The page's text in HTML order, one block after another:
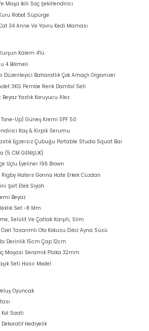
Maşa İkili Saç Şekillendirici
Robot Süpürge
34 Anne Ve Yavru Kedi Maması
Kalem 4'lü
4 Bölmeli
Düzenleyici Baharatlık Çok Amaçlı Organizer
3KG Pembe Renk Dambıl Seti
Yastık Koruyucu Alez
Up) Güneş Kremi SPF 50
Kaş & Kirpik Serumu
Egzersiz Çubuğu Portable Studio Squat Bar
(5 CM GENİŞLİK)
Uçlu Eyeliner 196 Brown
Haters Gonna Hate Erkek Cüzdan
Şort Etek Siyah
Beyaz
Set -8 Mm
Selülit Ve Çatlak Karşıtı, Slim
Tasarımlı Oto Kokusu Dikiz Ayna Süsü
Derinlik 15cm Çap 12cm
Maşası Seramik Plaka 32mm
Seti Hasır Model
Oyuncak
Kol Saati
Hediyelik